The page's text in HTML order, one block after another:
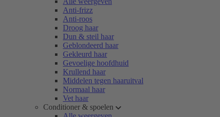
Anti-frizz
Anti-roos
Droog haar
Dun & steil haar
Geblondeerd haar
Gekleurd haar
Gevoelige hoofdhuid
Krullend haar
Middelen tegen haaruitval
Normaal haar
Vet haar
Conditioner & spoelen